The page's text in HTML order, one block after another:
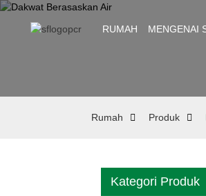
RUMAH MENGENAI
Rumah Produk
Kategori Produk